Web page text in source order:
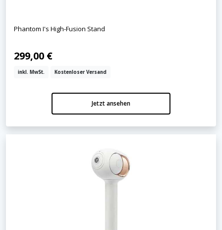
Phantom I's High-Fusion Stand
299,00 €
inkl. MwSt. Kostenloser Versand
Jetzt ansehen